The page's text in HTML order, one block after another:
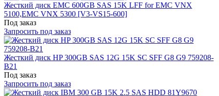
Жесткий диск EMC 600GB SAS 15K LFF for EMC VNX
5100,EMC VNX 5300 [V3-VS15-600]
Под заказ
Запросить под заказ
Жесткий диск HP 300GB SAS 12G 15K SC SFF G8 G9 759208-
B21
Под заказ
Запросить под заказ